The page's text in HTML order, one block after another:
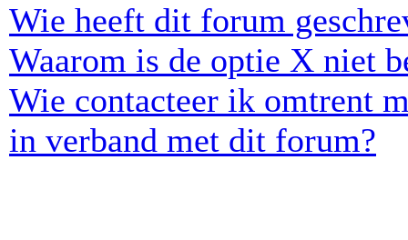
Wie heeft dit forum
Waarom is de optie X niet
Wie contacteer ik omtrent
in verband met dit forum?